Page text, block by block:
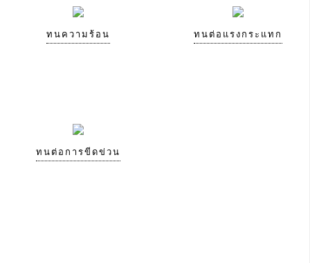
ทนความร้อน ทนต่อแรงกระแทก
ทนต่อการขีดข่วน